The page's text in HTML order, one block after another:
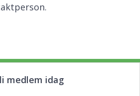
medlem idag